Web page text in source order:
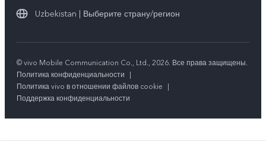
Uzbekistan | Выберите страну/регион
© vivo Mobile Communication Co., Ltd., 2026. Все права защищены.
Политика конфиденциальности
|
Политика vivo в отношении файлов cookie
|
Поддержка конфиденциальности